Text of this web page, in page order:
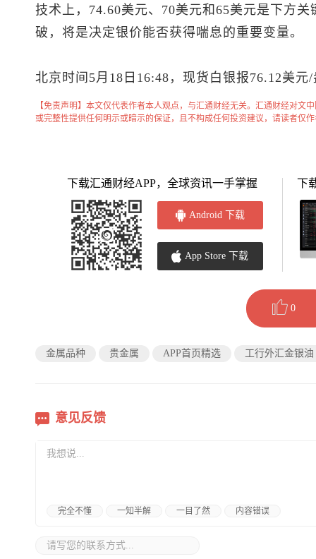
技术上，74.60美元、70美元和65美元是下方
破，将是决定银价能否获得喘息的重要变量。
北京时间5月18日16:48， 现货白银报76.12美元
【免责声明】本文仅代表作者本人观点，与汇通财经无关。汇通财经对文
或完整性提供任何明示或暗示的保证，且不构成任何投资建议，请读者仅
下载汇通财经APP，全球资讯一手掌握
Android 下载
App Store 下载
下
0
金属品种 贵金属 APP首页精选 工行外汇金银油
意见反馈
完全不懂 一知半解 一目了然 内容错误